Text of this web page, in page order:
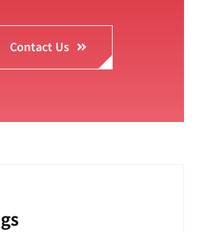
Contact Us